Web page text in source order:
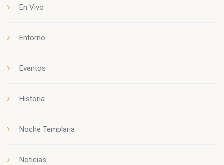
En Vivo
Entorno
Eventos
Historia
Noche Templaria
Noticias